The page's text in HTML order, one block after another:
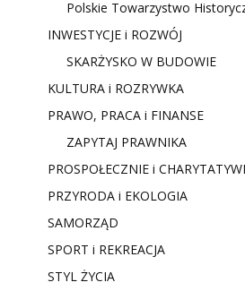
Polskie Towarzystwo
INWESTYCJE i ROZWÓJ
SKARŻYSKO W BUDOWIE
KULTURA i ROZRYWKA
PRAWO, PRACA i FINANSE
ZAPYTAJ PRAWNIKA
PROSPOŁECZNIE i
PRZYRODA i EKOLOGIA
SAMORZĄD
SPORT i REKREACJA
STYL ŻYCIA